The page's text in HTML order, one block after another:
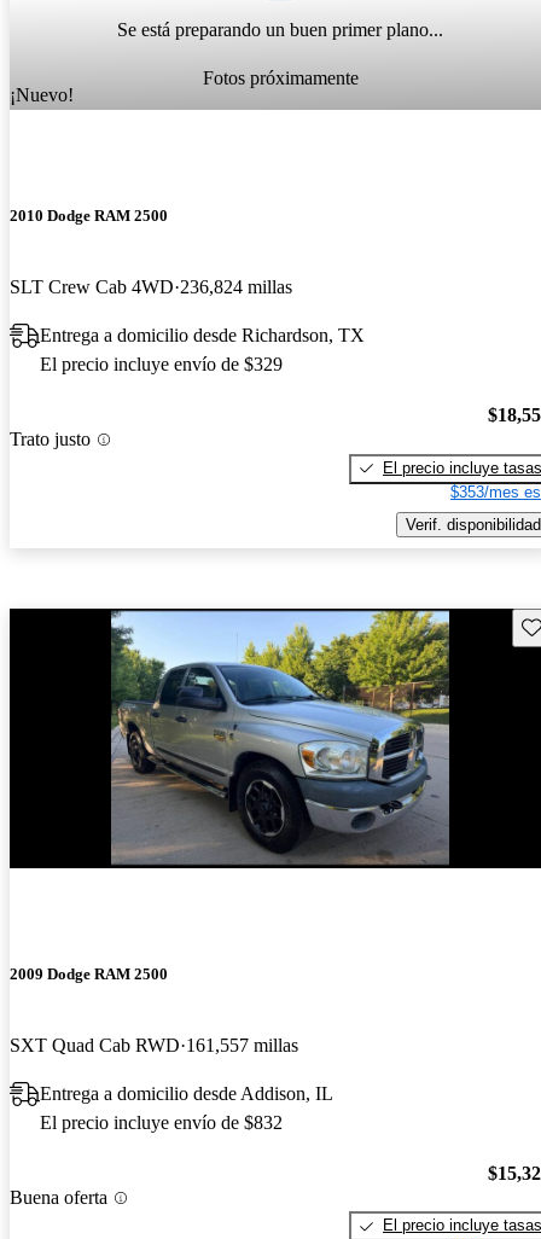
Se está preparando un buen primer plano...
Fotos próximamente
¡Nuevo!
2010 Dodge RAM 2500
SLT Crew Cab 4WD 236,824 millas
Entrega a domicilio desde Richardson, TX
El precio incluye envío de $329
Trato justo
El precio incluye tasas
$353/mes
Verif. disponibilidad
2009 Dodge RAM 2500
SXT Quad Cab RWD 161,557 millas
Entrega a domicilio desde Addison, IL
El precio incluye envío de $832
Buena oferta
El precio incluye tasas